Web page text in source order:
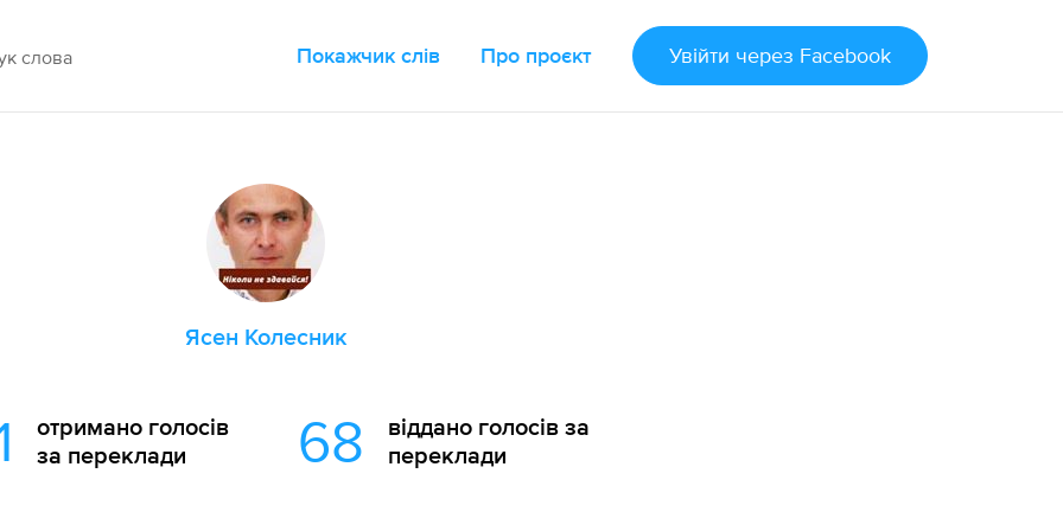
Покажчик слів Про проєкт Увійти через Facebook
Ясен Колесник
отримано голосів
за переклади
68
віддано голосів за
переклади